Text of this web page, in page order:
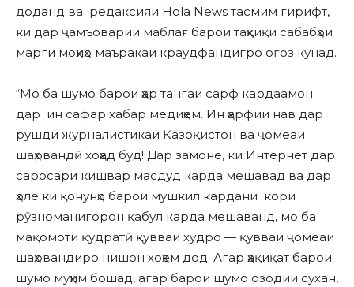
доданд ва редаксияи Hola News тасмим гирифт,
ки дар ҷамъоварии маблағ барои таҳқиқи сабабҳои
марги моҳиҳо маъракаи краудфандигро оғоз кунад.
“Мо ба шумо барои ҳар тангаи сарф кардаамон
дар ин сафар хабар медиҳем. Ин ҳарфии нав дар
рушди журналистикаи Қазоқистон ва ҷомеаи
шаҳрвандӣ хоҳад буд! Дар замоне, ки Интернет дар
саросари кишвар масдуд карда мешавад ва дар
ҳоле ки қонунҳо барои мушкил кардани кори
рӯзноманигорон қабул карда мешаванд, мо ба
мақомоти қудратӣ қувваи худро — қувваи ҷомеаи
шаҳрвандиро нишон хоҳем дод. Агар ҳақиқат барои
шумо муҳим бошад, агар барои шумо озодии сухан,